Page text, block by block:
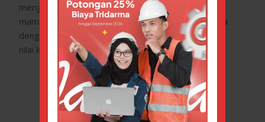
mengembangkan UJB agar tetap eksis dan terus
mampu bersaing dalam mencerdaskan anak bangsa
dengan mengutamakan dan menjunjung tinggi nilai-
nilai kebangsaan dan kemanusiaan.
SEPTEMBER 20, 2018 BYERRYMARICHA